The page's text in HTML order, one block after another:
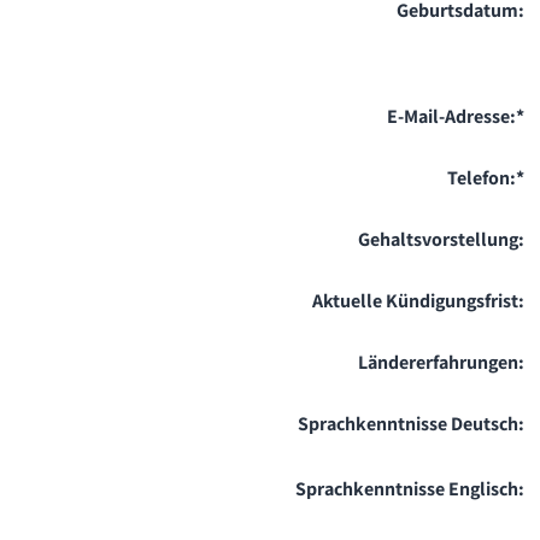
Geburtsdatum:
E-Mail-Adresse:*
Telefon:*
Gehaltsvorstellung:
Aktuelle Kündigungsfrist:
Ländererfahrungen:
Sprachkenntnisse Deutsch:
Sprachkenntnisse Englisch: